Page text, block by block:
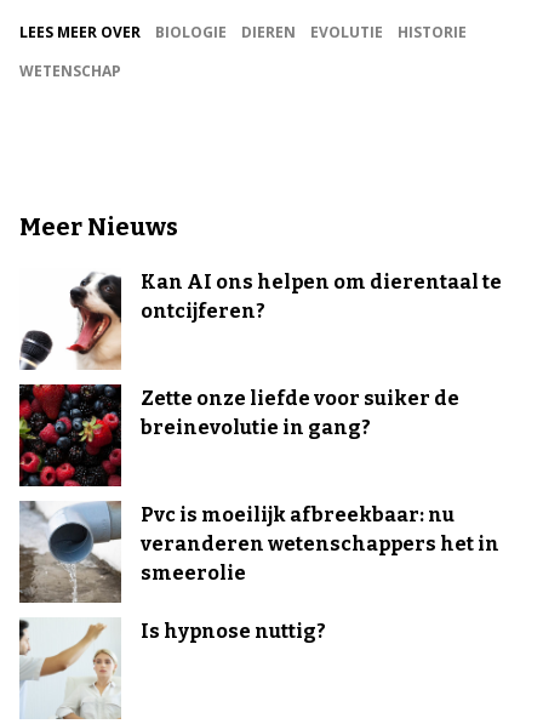
LEES MEER OVER BIOLOGIE DIEREN EVOLUTIE
HISTORIE
WETENSCHAP
Meer Nieuws
Kan AI ons helpen om dierentaal te
ontcijferen?
Zette onze liefde voor suiker de
breinevolutie in gang?
Pvc is moeilijk afbreekbaar: nu
veranderen wetenschappers het in
smeerolie
Is hypnose nuttig?